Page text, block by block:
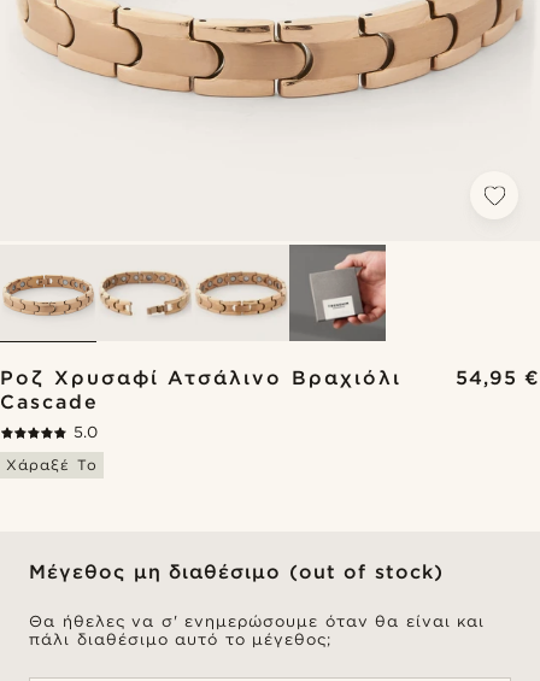
Ροζ Χρυσαφί Ατσάλινο Βραχιόλι
Cascade
54,95 €
5.0
Χάραξέ Το
Μέγεθος μη διαθέσιμο (out of stock)
Θα ήθελες να σ' ενημερώσουμε όταν θα είναι και
πάλι διαθέσιμο αυτό το μέγεθος;